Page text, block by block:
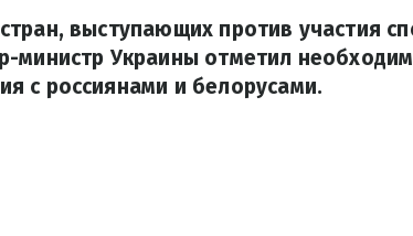
выступающих против участия
министр Украины отметил
с россиянами и белорусами.